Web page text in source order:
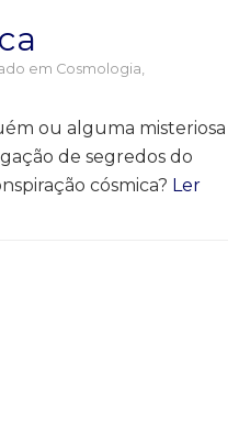
em Cosmologia,
ou alguma misteriosa
de segredos do
cósmica? Ler